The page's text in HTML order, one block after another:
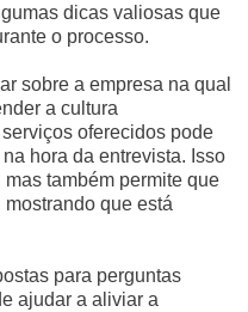
dicas valiosas que
o processo.
sobre a empresa na qual
a cultura
oferecidos pode
hora da entrevista. Isso
também permite que
que está
para perguntas
ajudar a aliviar a